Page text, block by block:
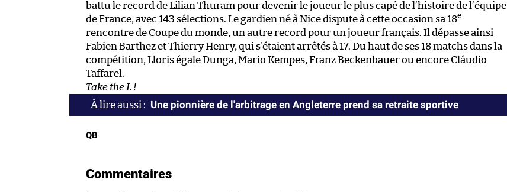
battu le record de Lilian Thuram pour devenir le joueur le plus capé de l’histoire de l’équipe
de France, avec 143 sélections. Le gardien né à Nice dispute à cette occasion sa 18e
rencontre de Coupe du monde, un autre record pour un joueur français. Il dépasse ainsi
Fabien Barthez et Thierry Henry, qui s’étaient arrêtés à 17. Du haut de ses 18 matchs dans la
compétition, Lloris égale Dunga, Mario Kempes, Franz Beckenbauer ou encore Cláudio
Taffarel.
Take the L !
Une pionnière de l'arbitrage en Angleterre prend sa retraite sportive
QB
Commentaires